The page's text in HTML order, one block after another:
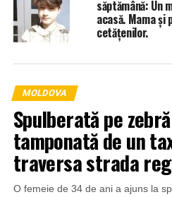
săptămână: Un
acasă. Mama
cetățenilor.
MOLDOVA
Spulberată pe
tamponată de un
traversa strada
O femeie de 34 de ani a ajuns la